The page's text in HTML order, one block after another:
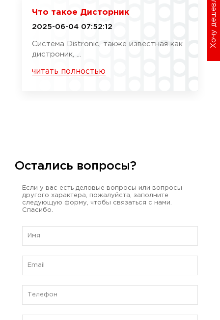
Хочу дешевле
Что такое Дисторник
2025-06-04 07:52:12
Система Distronic, также известная как
дистроник, ...
читать полностью
Остались вопросы?
Если у вас есть деловые вопросы или вопросы
другого характера, пожалуйста, заполните
следующую форму, чтобы связаться с нами.
Спасибо.